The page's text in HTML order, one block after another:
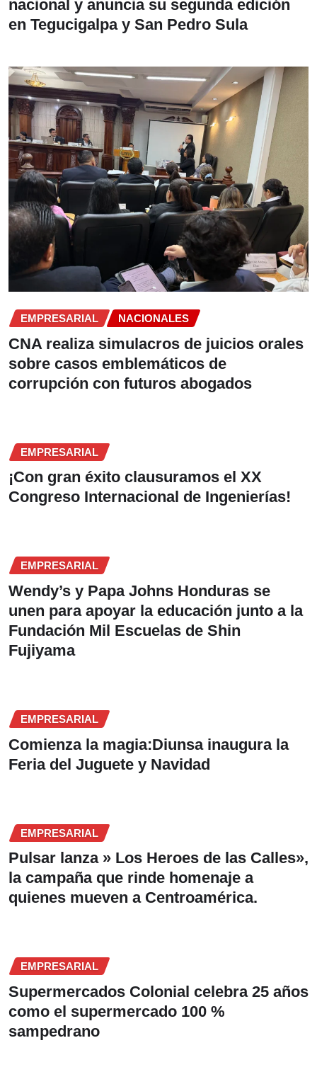
nacional y anuncia su segunda edición
en Tegucigalpa y San Pedro Sula
EMPRESARIAL NACIONALES
CNA realiza simulacros de juicios orales
sobre casos emblemáticos de
corrupción con futuros abogados
EMPRESARIAL
¡Con gran éxito clausuramos el XX
Congreso Internacional de Ingenierías!
EMPRESARIAL
Wendy’s y Papa Johns Honduras se
unen para apoyar la educación junto a la
Fundación Mil Escuelas de Shin
Fujiyama
EMPRESARIAL
Comienza la magia:Diunsa inaugura la
Feria del Juguete y Navidad
EMPRESARIAL
Pulsar lanza » Los Heroes de las Calles»,
la campaña que rinde homenaje a
quienes mueven a Centroamérica.
EMPRESARIAL
Supermercados Colonial celebra 25 años
como el supermercado 100 %
sampedrano